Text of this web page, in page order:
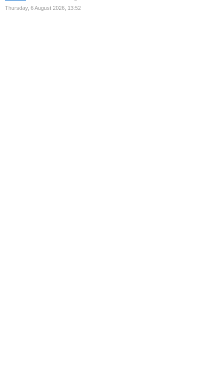
Thursday, 6 August 2026, 13:52